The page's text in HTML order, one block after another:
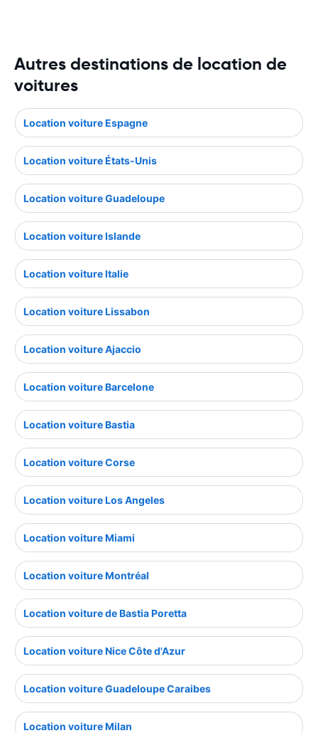
Autres destinations de location de
voitures
Location voiture Espagne
Location voiture États-Unis
Location voiture Guadeloupe
Location voiture Islande
Location voiture Italie
Location voiture Lissabon
Location voiture Ajaccio
Location voiture Barcelone
Location voiture Bastia
Location voiture Corse
Location voiture Los Angeles
Location voiture Miami
Location voiture Montréal
Location voiture de Bastia Poretta
Location voiture Nice Côte d'Azur
Location voiture Guadeloupe Caraibes
Location voiture Milan